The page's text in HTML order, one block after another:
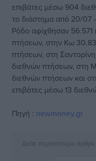
επιβάτες μέσω 904
το διάστημα από 20/07
Ρόδο αφίχθησαν
πτήσεων, στην Κω
πτήσεων, στη
διεθνών πτήσεων, στη
διεθνών πτήσεων και
επιβάτες μέσω 13
Πηγή : newmoney.gr
Δείτε περισσότερα